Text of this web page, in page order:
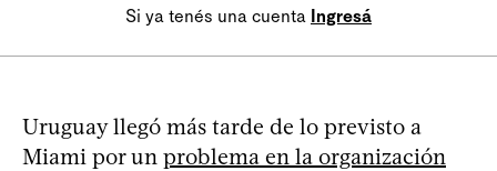
Si ya tenés una cuenta Ingresá
Uruguay llegó más tarde de lo previsto a
Miami por un problema en la organización